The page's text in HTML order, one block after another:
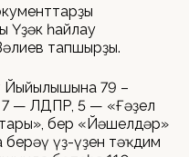
Үҙәк һайлау
тапшырҙы.
79 –
— ЛДПР, 5 — «Ғәҙел
бер «Йәшелдәр»
берәү үҙ-үҙен тәҡдим